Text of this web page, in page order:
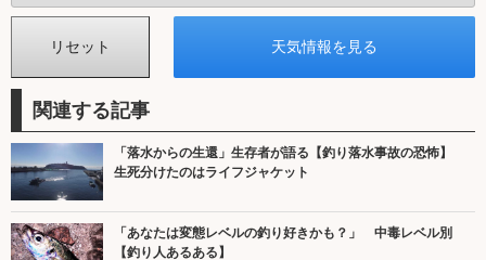
関連する記事
「落水からの生還」生存者が語る【釣り落水事故の恐怖】
生死分けたのはライフジャケット
「あなたは変態レベルの釣り好きかも？」 中毒レベル別
【釣り人あるある】